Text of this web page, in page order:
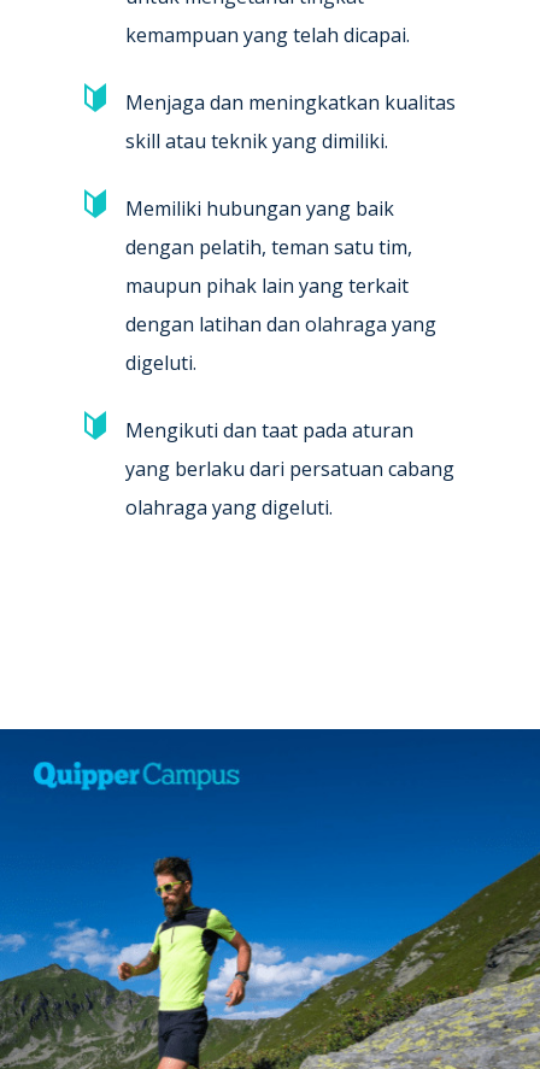
kemampuan yang telah dicapai.
Menjaga dan meningkatkan kualitas
skill atau teknik yang dimiliki.
Memiliki hubungan yang baik
dengan pelatih, teman satu tim,
maupun pihak lain yang terkait
dengan latihan dan olahraga yang
digeluti.
Mengikuti dan taat pada aturan
yang berlaku dari persatuan cabang
olahraga yang digeluti.